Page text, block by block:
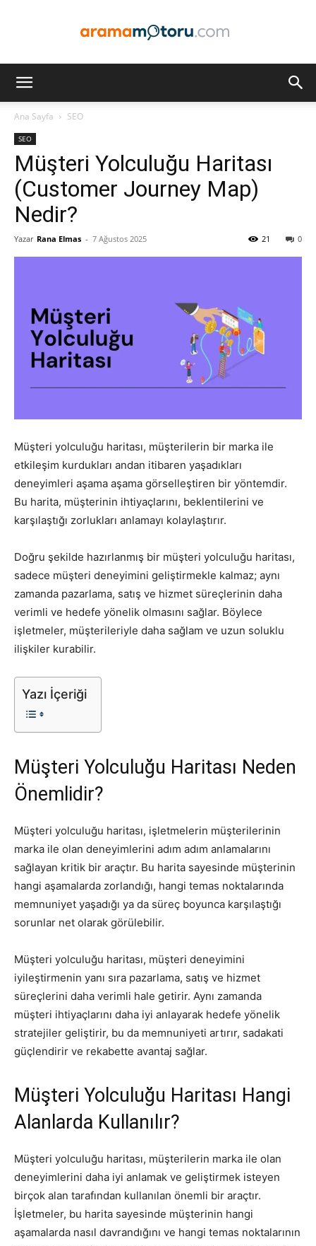
Pazarlaması
SEO,
ASO,
Ana Sayfa SEO
SEO
Müşteri Yolculuğu Haritası
(Customer Journey Map)
Nedir?
Yazar Rana Elmas - 7 Ağustos 2025 0
21
Müşteri yolculuğu haritası, müşterilerin bir marka ile
etkileşim kurdukları andan itibaren yaşadıkları
deneyimleri aşama aşama görselleştiren bir yöntemdir.
Bu harita, müşterinin ihtiyaçlarını, beklentilerini ve
karşılaştığı zorlukları anlamayı kolaylaştırır.
Doğru şekilde hazırlanmış bir müşteri yolculuğu haritası,
sadece müşteri deneyimini geliştirmekle kalmaz; aynı
zamanda pazarlama, satış ve hizmet süreçlerinin daha
verimli ve hedefe yönelik olmasını sağlar. Böylece
işletmeler, müşterileriyle daha sağlam ve uzun soluklu
ilişkiler kurabilir.
Yazı İçeriği
Müşteri Yolculuğu Haritası Neden
Önemlidir?
Müşteri yolculuğu haritası, işletmelerin müşterilerinin
marka ile olan deneyimlerini adım adım anlamalarını
sağlayan kritik bir araçtır. Bu harita sayesinde müşterinin
hangi aşamalarda zorlandığı, hangi temas noktalarında
memnuniyet yaşadığı ya da süreç boyunca karşılaştığı
sorunlar net olarak görülebilir.
Müşteri yolculuğu haritası, müşteri deneyimini
iyileştirmenin yanı sıra pazarlama, satış ve hizmet
süreçlerini daha verimli hale getirir. Aynı zamanda
müşteri ihtiyaçlarını daha iyi anlayarak hedefe yönelik
stratejiler geliştirir, bu da memnuniyeti artırır, sadakati
güçlendirir ve rekabette avantaj sağlar.
Müşteri Yolculuğu Haritası Hangi
Alanlarda Kullanılır?
Müşteri yolculuğu haritası, müşterilerin marka ile olan
deneyimlerini daha iyi anlamak ve geliştirmek isteyen
birçok alan tarafından kullanılan önemli bir araçtır.
İşletmeler, bu harita sayesinde müşterinin hangi
aşamalarda nasıl davrandığını ve hangi temas noktalarının